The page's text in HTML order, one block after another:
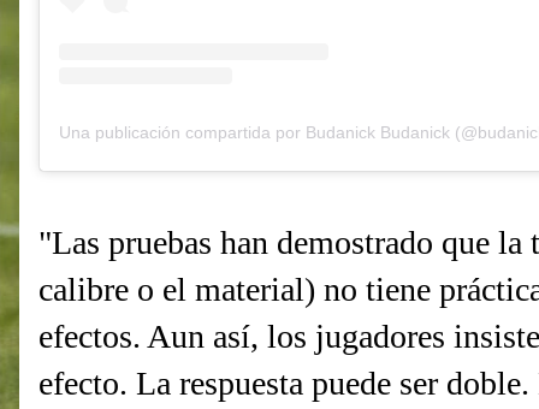
"Las pruebas han demostrado que la
calibre o el material) no tiene
efectos. Aun así, los jugadores
efecto. La respuesta puede ser